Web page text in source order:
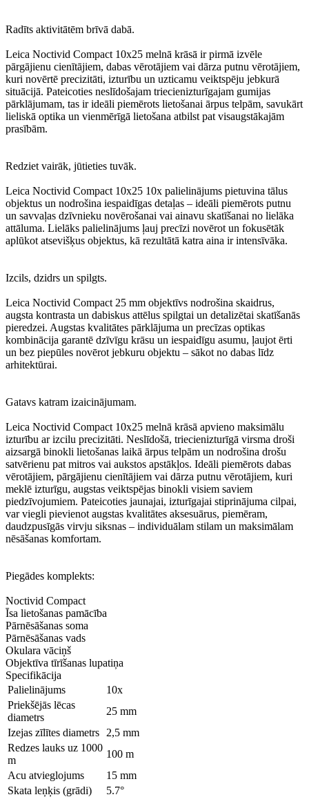
Radīts aktivitātēm brīvā dabā.
Leica Noctivid Compact 10x25 melnā krāsā ir pirmā izvēle
pārgājienu cienītājiem, dabas vērotājiem vai dārza putnu vērotājiem,
kuri novērtē precizitāti, izturību un uzticamu veiktspēju jebkurā
situācijā. Pateicoties neslīdošajam triecienizturīgajam gumijas
pārklājumam, tas ir ideāli piemērots lietošanai ārpus telpām, savukārt
lieliskā optika un vienmērīgā lietošana atbilst pat visaugstākajām
prasībām.
Redziet vairāk, jūtieties tuvāk.
Leica Noctivid Compact 10x25 10x palielinājums pietuvina tālus
objektus un nodrošina iespaidīgas detaļas – ideāli piemērots putnu
un savvaļas dzīvnieku novērošanai vai ainavu skatīšanai no lielāka
attāluma. Lielāks palielinājums ļauj precīzi novērot un fokusētāk
aplūkot atsevišķus objektus, kā rezultātā katra aina ir intensīvāka.
Izcils, dzidrs un spilgts.
Leica Noctivid Compact 25 mm objektīvs nodrošina skaidrus,
augsta kontrasta un dabiskus attēlus spilgtai un detalizētai skatīšanās
pieredzei. Augstas kvalitātes pārklājuma un precīzas optikas
kombinācija garantē dzīvīgu krāsu un iespaidīgu asumu, ļaujot ērti
un bez piepūles novērot jebkuru objektu – sākot no dabas līdz
arhitektūrai.
Gatavs katram izaicinājumam.
Leica Noctivid Compact 10x25 melnā krāsā apvieno maksimālu
izturību ar izcilu precizitāti. Neslīdošā, triecienizturīgā virsma droši
aizsargā binokli lietošanas laikā ārpus telpām un nodrošina drošu
satvērienu pat mitros vai aukstos apstākļos. Ideāli piemērots dabas
vērotājiem, pārgājienu cienītājiem vai dārza putnu vērotājiem, kuri
meklē izturīgu, augstas veiktspējas binokli visiem saviem
piedzīvojumiem. Pateicoties jaunajai, izturīgajai stiprinājuma cilpai,
var viegli pievienot augstas kvalitātes aksesuārus, piemēram,
daudzpusīgās virvju siksnas – individuālam stilam un maksimālam
nēsāšanas komfortam.
Piegādes komplekts:
Noctivid Compact
Īsa lietošanas pamācība
Pārnēsāšanas soma
Pārnēsāšanas vads
Okulara vāciņš
Objektīva tīrīšanas lupatiņa
Specifikācija
Palielinājums
10x
Priekšējās lēcas
diametrs
25 mm
Izejas zīlītes diametrs
2,5 mm
Redzes lauks uz 1000
m
100 m
Acu atvieglojums
15 mm
Skata leņķis (grādi)
5.7°